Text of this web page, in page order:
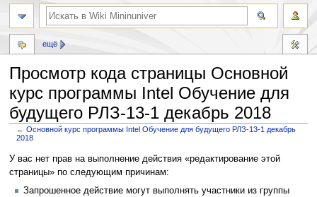
Просмотр кода страницы Основной
курс программы Intel Обучение для
будущего РЛЗ-13-1 декабрь 2018
←Основной курс программы Intel Обучение для будущего РЛЗ-13-1 декабрь
2018
Перейти
к
навигации
Перейти
к
поиску
У вас нет прав на выполнение действия «редактирование этой
страницы» по следующим причинам:
Запрошенное действие могут выполнять участники из группы
ещё